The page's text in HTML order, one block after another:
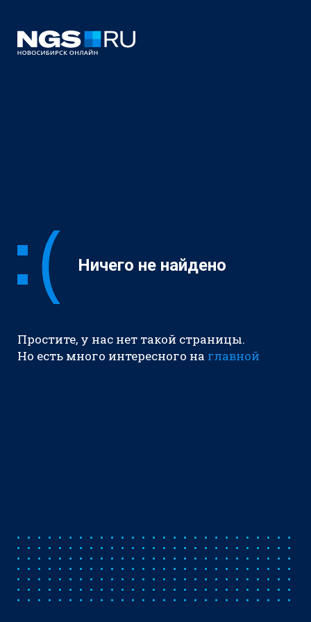
Ничего не найдено
Простите, у нас нет такой страницы.
Но есть много интересного на главной